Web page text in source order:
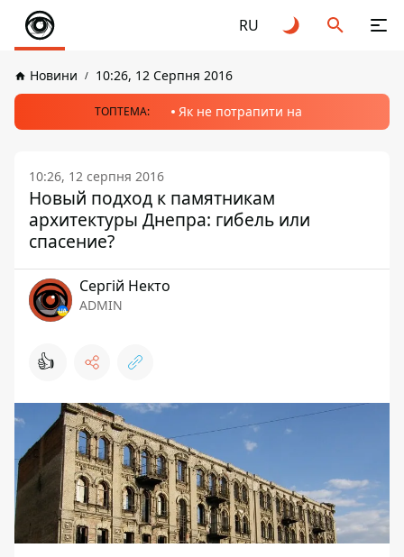
RU
Новини 10:26, 12 Серпня 2016
ТОПТЕМА: Як не потрапити на
10:26, 12 серпня 2016
Новый подход к памятникам
архитектуры Днепра: гибель или
спасение?
Сергій Некто
ADMIN
👍